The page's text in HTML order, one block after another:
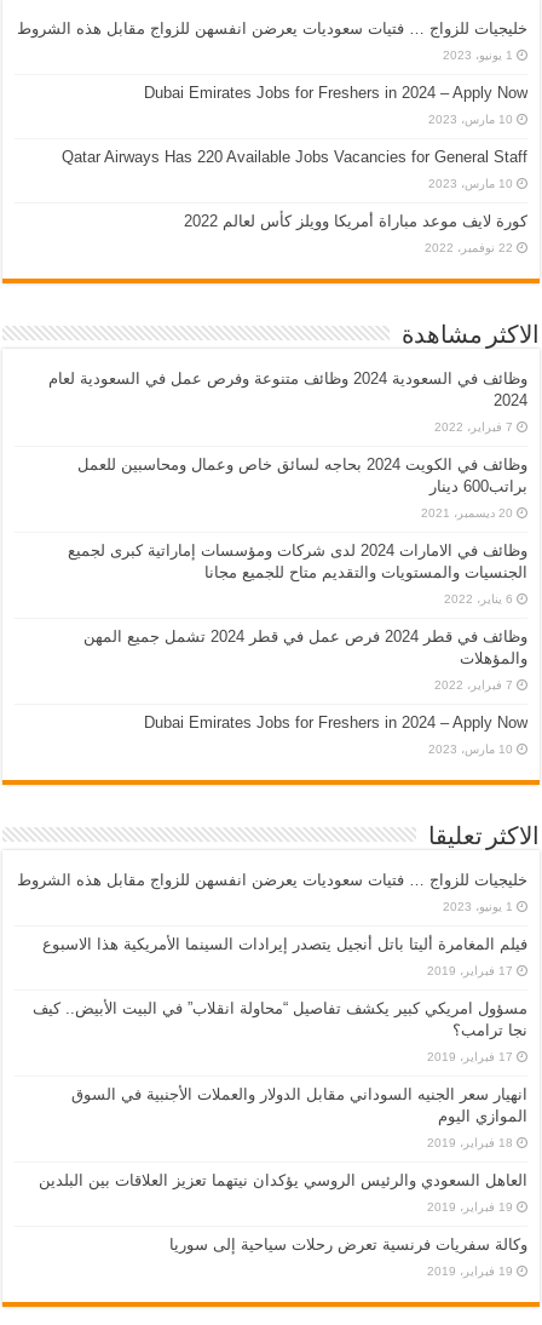
خليجيات للزواج … فتيات سعوديات يعرضن انفسهن للزواج مقابل هذه الشروط
1 يونيو، 2023
Dubai Emirates Jobs for Freshers in 2024 – Apply Now
10 مارس، 2023
Qatar Airways Has 220 Available Jobs Vacancies for General Staff
10 مارس، 2023
كورة لايف موعد مباراة أمريكا وويلز كأس لعالم 2022
22 نوفمبر، 2022
الاكثر مشاهدة
وظائف في السعودية 2024 وظائف متنوعة وفرص عمل في السعودية لعام
2024
7 فبراير، 2022
وظائف في الكويت 2024 بحاجه لسائق خاص وعمال ومحاسبين للعمل
براتب600 دينار
20 ديسمبر، 2021
وظائف في الامارات 2024 لدى شركات ومؤسسات إماراتية كبرى لجميع
الجنسيات والمستويات والتقديم متاح للجميع مجانا
6 يناير، 2022
وظائف في قطر 2024 فرص عمل في قطر 2024 تشمل جميع المهن
والمؤهلات
7 فبراير، 2022
Dubai Emirates Jobs for Freshers in 2024 – Apply Now
10 مارس، 2023
الاكثر تعليقا
خليجيات للزواج … فتيات سعوديات يعرضن انفسهن للزواج مقابل هذه الشروط
1 يونيو، 2023
فيلم المغامرة أليتا‭ ‬باتل أنجيل يتصدر إيرادات السينما الأمريكية هذا الاسبوع
17 فبراير، 2019
مسؤول امريكي كبير يكشف تفاصيل “محاولة انقلاب” في البيت الأبيض.. كيف
نجا ترامب؟
17 فبراير، 2019
انهيار سعر الجنيه السوداني مقابل الدولار والعملات الأجنبية في السوق
الموازي اليوم
18 فبراير، 2019
العاهل السعودي والرئيس الروسي يؤكدان نيتهما تعزيز العلاقات بين البلدين
19 فبراير، 2019
وكالة سفريات فرنسية تعرض رحلات سياحية إلى سوريا
19 فبراير، 2019